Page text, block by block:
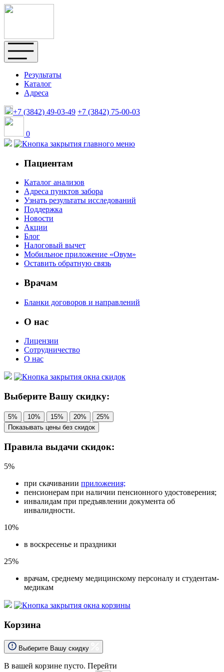
Результаты
Каталог
Адреса
+7 (3842) 49-03-49 +7 (3842) 75-00-03
0
Пациентам
Каталог анализов
Адреса пунктов забора
Узнать результаты исследований
Поддержка
Новости
Акции
Блог
Налоговый вычет
Мобильное приложение «Овум»
Оставить обратную связь
Врачам
Бланки договоров и направлений
О нас
Лицензии
Сотрудничество
О нас
Выберите Вашу скидку:
5% 10% 15% 20%
25%
Показывать цены без скидок
Правила выдачи скидок:
5%
при скачивании приложения;
пенсионерам при наличии пенсионного удостоверения;
инвалидам при предъявлении документа об
инвалидности.
10%
в воскресенье и праздники
25%
врачам, среднему медицинскому персоналу и студентам-
медикам
Корзина
Выберите Вашу скидку
В вашей корзине пусто. Перейти